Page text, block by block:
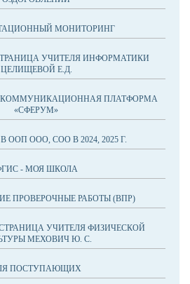
МОНИТОРИНГ
УЧИТЕЛЯ ИНФОРМАТИКИ
ЦЕЛИЩЕВОЙ Е.Д.
ПЛАТФОРМА
«СФЕРУМ»
ООП ООО, СОО В 2024, 2025 Г.
- МОЯ ШКОЛА
ПРОВЕРОЧНЫЕ РАБОТЫ (ВПР)
УЧИТЕЛЯ ФИЗИЧЕСКОЙ
МЕХОВИЧ Ю. С.
ПОСТУПАЮЩИХ